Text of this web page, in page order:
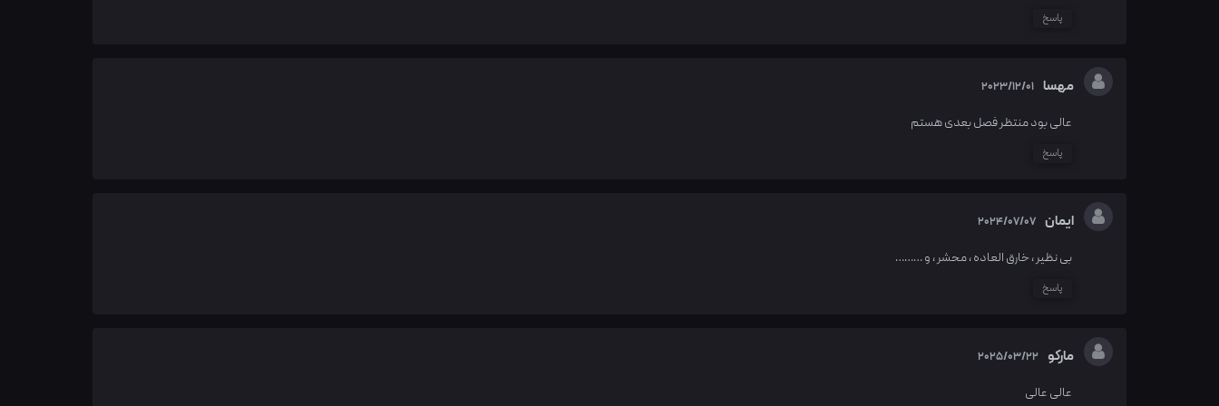
پاسخ
مهسا 2023/12/01
عالی بود منتظر فصل بعدی هستم
پاسخ
ایمان 2024/07/07
بی نظیر ، خارق العاده ، محشر ، و ………
پاسخ
مارکو 2025/03/22
عالی عالی